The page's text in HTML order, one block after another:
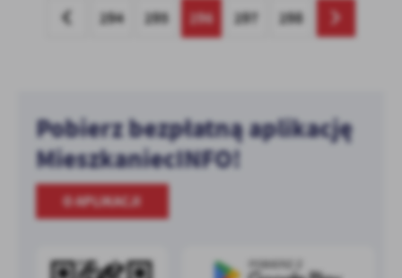
294 295 296 297 298
Pobierz bezpłatną aplikację
MieszkaniecINFO!
O APLIKACJI